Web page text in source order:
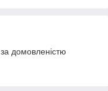
домовленістю